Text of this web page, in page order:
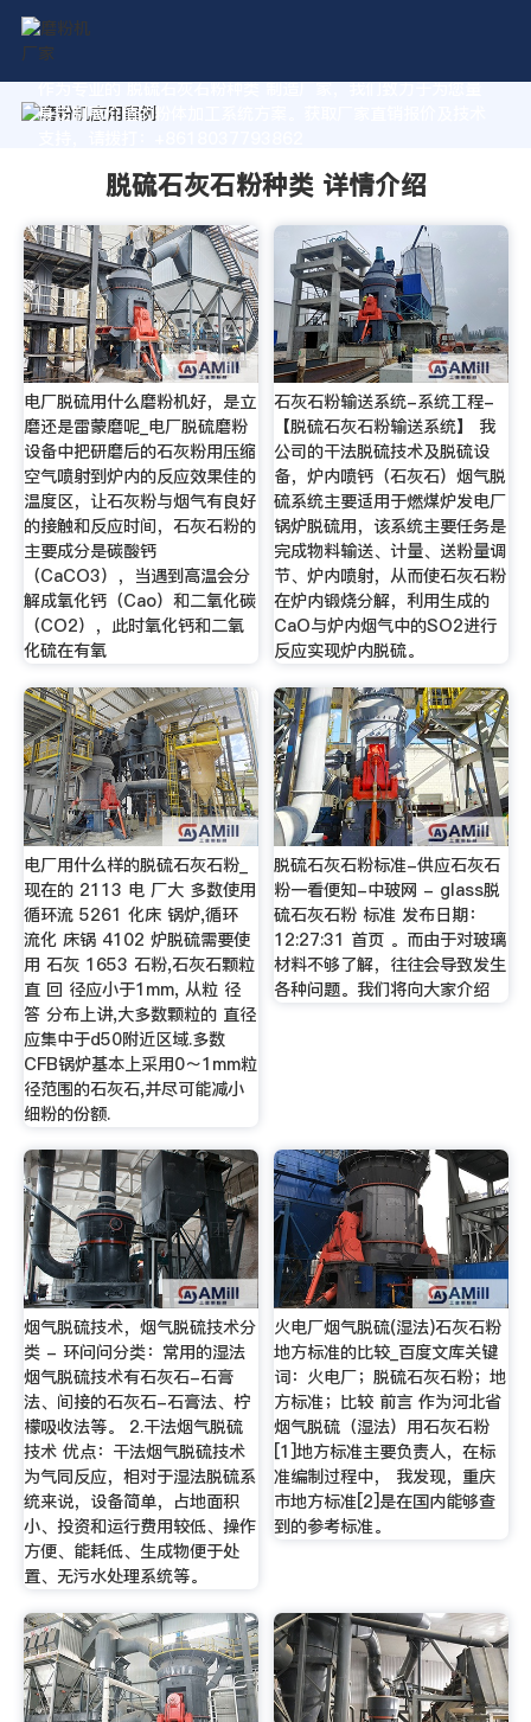
作为专业的 脱硫石灰石粉种类 制造厂家，我们致力于为您量
身定制高价值的粉体加工系统方案。获取厂家直销报价及技术
脱硫石灰石粉种类 详情介绍
电厂脱硫用什么磨粉机好，是立
磨还是雷蒙磨呢_电厂脱硫磨粉
设备中把研磨后的石灰粉用压缩
空气喷射到炉内的反应效果佳的
温度区，让石灰粉与烟气有良好
的接触和反应时间，石灰石粉的
主要成分是碳酸钙
（CaCO3），当遇到高温会分
解成氧化钙（Cao）和二氧化碳
（CO2），此时氧化钙和二氧
化硫在有氧
石灰石粉输送系统-系统工程-
【脱硫石灰石粉输送系统】 我
公司的干法脱硫技术及脱硫设
备，炉内喷钙（石灰石）烟气脱
硫系统主要适用于燃煤炉发电厂
锅炉脱硫用，该系统主要任务是
完成物料输送、计量、送粉量调
节、炉内喷射，从而使石灰石粉
在炉内锻烧分解，利用生成的
CaO与炉内烟气中的SO2进行
反应实现炉内脱硫。
电厂用什么样的脱硫石灰石粉_
现在的 2113 电 厂大 多数使用
循环流 5261 化床 锅炉,循环
流化 床锅 4102 炉脱硫需要使
用 石灰 1653 石粉,石灰石颗粒
直 回 径应小于1mm, 从粒 径
答 分布上讲,大多数颗粒的 直径
应集中于d50附近区域.多数
CFB锅炉基本上采用0～1mm粒
径范围的石灰石,并尽可能减小
细粉的份额.
脱硫石灰石粉标准-供应石灰石
粉一看便知-中玻网 - glass脱
硫石灰石粉 标准 发布日期：
12:27:31 首页 。而由于对玻璃
材料不够了解，往往会导致发生
各种问题。我们将向大家介绍
烟气脱硫技术，烟气脱硫技术分
类 - 环问问分类：常用的湿法
烟气脱硫技术有石灰石-石膏
法、间接的石灰石-石膏法、柠
檬吸收法等。 2.干法烟气脱硫
技术 优点：干法烟气脱硫技术
为气同反应，相对于湿法脱硫系
统来说，设备简单，占地面积
小、投资和运行费用较低、操作
方便、能耗低、生成物便于处
置、无污水处理系统等。
火电厂烟气脱硫(湿法)石灰石粉
地方标准的比较_百度文库关键
词：火电厂；脱硫石灰石粉；地
方标准；比较 前言 作为河北省
烟气脱硫（湿法）用石灰石粉
[1]地方标准主要负责人，在标
准编制过程中， 我发现，重庆
市地方标准[2]是在国内能够查
到的参考标准。